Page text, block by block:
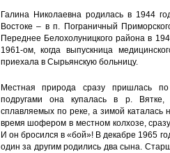
Галина Николаевна родилась в 1944
Востоке – в п. Пограничный
Переднее Белохолуницкого района в
1961-ом, когда выпускница
приехала в Сырьянскую больницу.
Местная природа сразу пришлась
подругами она купалась в р.
сплавляемых по реке, а зимой
время шофером в местном колхозе,
И он бросился в «бой»! В декабре 1965
один за другим родились два сына.